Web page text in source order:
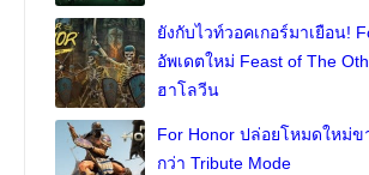
ยังกับไวท์วอคเกอร์มาเยือน!
อัพเดตใหม่ Feast of The
ฮาโลวีน
For Honor ปล่อยโหมดใหม่ข
กว่า Tribute Mode